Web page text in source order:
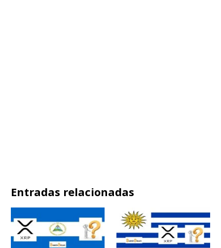
Entradas relacionadas